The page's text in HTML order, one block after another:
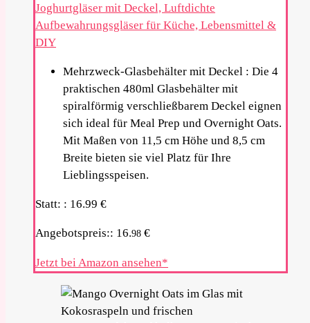
Joghurtgläser mit Deckel, Luftdichte
Aufbewahrungsgläser für Küche, Lebensmittel &
DIY
Mehrzweck-Glasbehälter mit Deckel : Die 4
praktischen 480ml Glasbehälter mit
spiralförmig verschließbarem Deckel eignen
sich ideal für Meal Prep und Overnight Oats.
Mit Maßen von 11,5 cm Höhe und 8,5 cm
Breite bieten sie viel Platz für Ihre
Lieblingsspeisen.
Statt: : 16.99 €
Angebotspreis:: 16.98 €
Jetzt bei Amazon ansehen*